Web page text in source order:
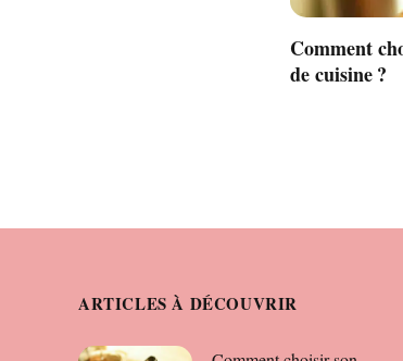
Comment
de cuisine ?
ARTICLES À DÉCOUVRIR